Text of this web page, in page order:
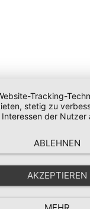
Tracking-
stetig zu
der Nutzer
ABLEHNEN
AKZEPTIEREN